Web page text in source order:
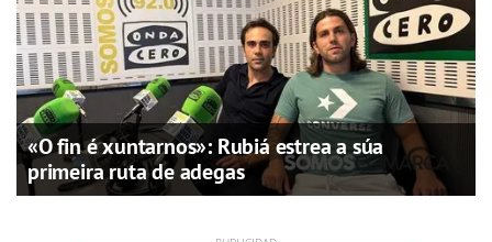
«O fin é xuntarnos»: Rubiá estrea a súa
primeira ruta de adegas